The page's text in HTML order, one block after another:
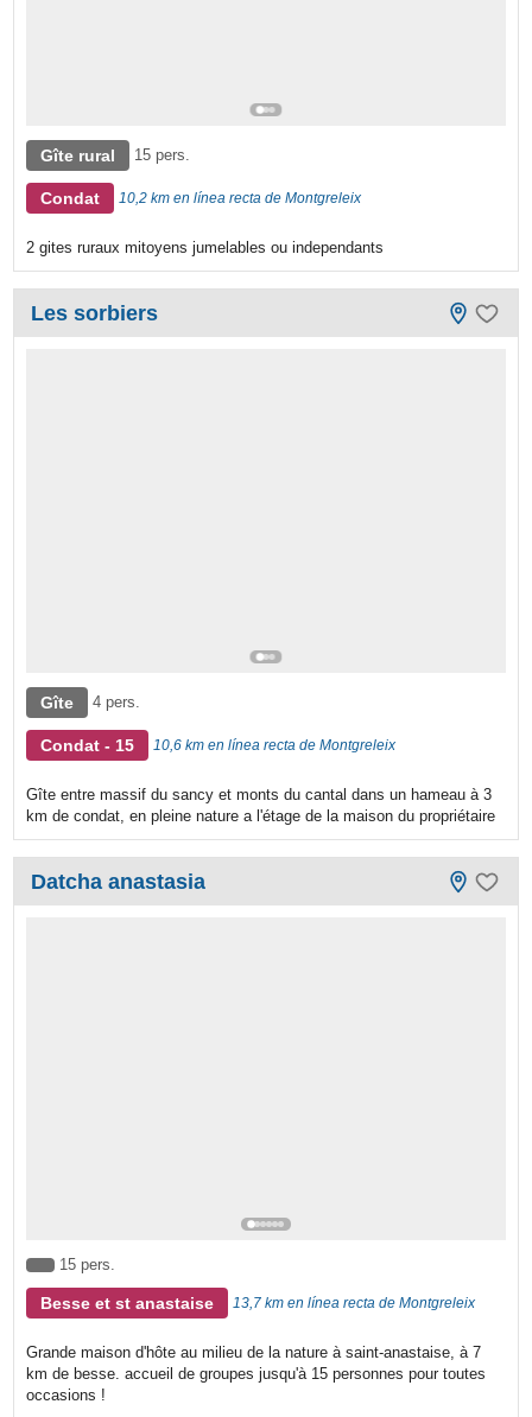
Gîte rural 15 pers.
Condat 10,2 km en línea recta de Montgreleix
2 gites ruraux mitoyens jumelables ou independants
Les sorbiers
Gîte 4 pers.
Condat - 15 10,6 km en línea recta de Montgreleix
Gîte entre massif du sancy et monts du cantal dans un hameau à 3
km de condat, en pleine nature a l'étage de la maison du propriétaire
Datcha anastasia
15 pers.
Besse et st anastaise 13,7 km en línea recta de Montgreleix
Grande maison d'hôte au milieu de la nature à saint-anastaise, à 7
km de besse. accueil de groupes jusqu'à 15 personnes pour toutes
occasions !